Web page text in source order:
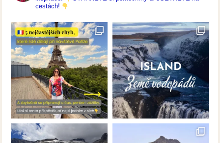
cestách!